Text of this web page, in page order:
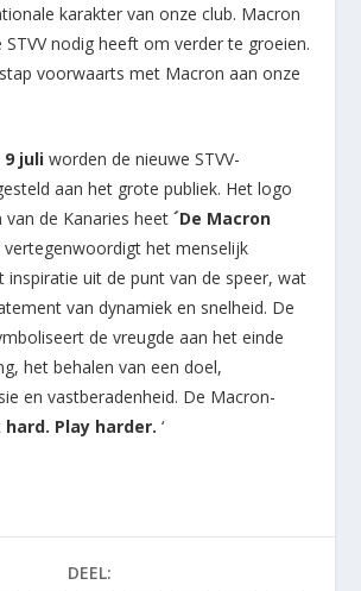
karakter van onze club. Macron
STVV nodig heeft om verder te groeien.
voorwaarts met Macron aan onze
9 juli worden de nieuwe STVV-
aan het grote publiek. Het logo
van de Kanaries heet´De Macron
vertegenwoordigt het menselijk
inspiratie uit de punt van de speer, wat
van dynamiek en snelheid. De
de vreugde aan het einde
het behalen van een doel,
en vastberadenheid. De Macron-
hard. Play harder. ‘
DEEL: